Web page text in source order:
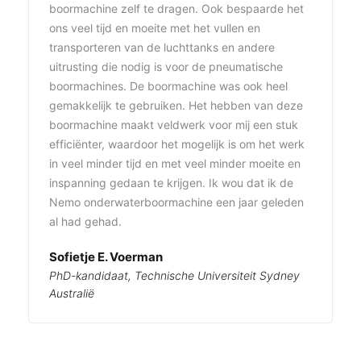
boormachine zelf te dragen. Ook bespaarde het
ons veel tijd en moeite met het vullen en
transporteren van de luchttanks en andere
uitrusting die nodig is voor de pneumatische
boormachines. De boormachine was ook heel
gemakkelijk te gebruiken. Het hebben van deze
boormachine maakt veldwerk voor mij een stuk
efficiënter, waardoor het mogelijk is om het werk
in veel minder tijd en met veel minder moeite en
inspanning gedaan te krijgen. Ik wou dat ik de
Nemo onderwaterboormachine een jaar geleden
al had gehad.
Sofietje E. Voerman
PhD-kandidaat, Technische Universiteit Sydney
Australië